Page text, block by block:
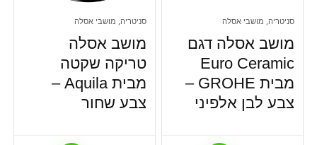
סניטריה, מושבי אסלה
מושב אסלה דגם
Euro Ceramic
מבית GROHE –
צבע לבן אלפיני
סניטריה, מושבי אסלה
מושב אסלה
טריקה שקטה
מבית Aquila –
צבע שחור